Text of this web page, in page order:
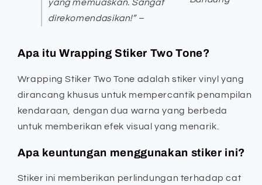
yang memuaskan. Sangat
direkomendasikan!” –
Apa itu Wrapping Stiker Two Tone?
Wrapping Stiker Two Tone adalah stiker vinyl yang
dirancang khusus untuk mempercantik penampilan
kendaraan, dengan dua warna yang berbeda
untuk memberikan efek visual yang menarik.
Apa keuntungan menggunakan stiker ini?
Stiker ini memberikan perlindungan terhadap cat